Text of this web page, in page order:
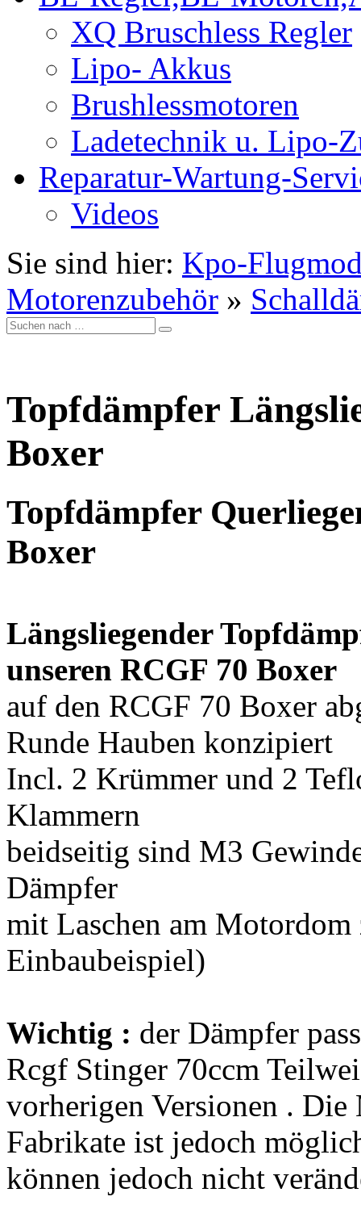
XQ Bruschless Regler
Lipo- Akkus
Brushlessmotoren
Ladetechnik u. Lipo-
Reparatur-Wartung-
Videos
Sie sind hier: Kpo-
Motorenzubehör »
Topfdämpfer
Boxer
Topfdämpfer
Boxer
Längsliegender
unseren RCGF 70 Boxer
auf den RCGF 70 Boxer
Runde Hauben konzipiert
Incl. 2 Krümmer und 2
Klammern
beidseitig sind M3
Dämpfer
mit Laschen am Motordom
Einbaubeispiel)
Wichtig : der Dämpfer
Rcgf Stinger 70ccm
vorherigen Versionen . Die
Fabrikate ist jedoch
können jedoch nicht